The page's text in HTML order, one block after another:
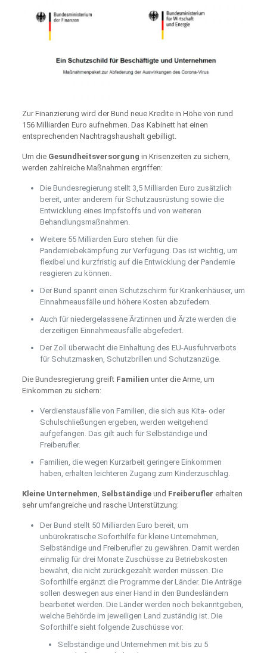
Zur Finanzierung wird der Bund neue Kredite in Höhe von rund
156 Milliarden Euro aufnehmen. Das Kabinett hat einen
entsprechenden Nachtragshaushalt gebilligt.
Um die Gesundheitsversorgung in Krisenzeiten zu sichern,
werden zahlreiche Maßnahmen ergriffen:
Die Bundesregierung stellt 3,5 Milliarden Euro zusätzlich
bereit, unter anderem für Schutzausrüstung sowie die
Entwicklung eines Impfstoffs und von weiteren
Behandlungsmaßnahmen.
Weitere 55 Milliarden Euro stehen für die
Pandemiebekämpfung zur Verfügung. Das ist wichtig, um
flexibel und kurzfristig auf die Entwicklung der Pandemie
reagieren zu können.
Der Bund spannt einen Schutzschirm für Krankenhäuser, um
Einnahmeausfälle und höhere Kosten abzufedern.
Auch für niedergelassene Ärztinnen und Ärzte werden die
derzeitigen Einnahmeausfälle abgefedert.
Der Zoll überwacht die Einhaltung des EU-Ausfuhrverbots
für Schutzmasken, Schutzbrillen und Schutzanzüge.
Die Bundesregierung greift Familien unter die Arme, um
Einkommen zu sichern:
Verdienstausfälle von Familien, die sich aus Kita- oder
Schulschließungen ergeben, werden weitgehend
aufgefangen. Das gilt auch für Selbständige und
Freiberufler.
Familien, die wegen Kurzarbeit geringere Einkommen
haben, erhalten leichteren Zugang zum Kinderzuschlag.
Kleine Unternehmen, Selbständigeund Freiberufler erhalten
sehr umfangreiche und rasche Unterstützung:
Der Bund stellt 50 Milliarden Euro bereit, um
unbürokratische Soforthilfe für kleine Unternehmen,
Selbständige und Freiberufler zu gewähren. Damit werden
einmalig für drei Monate Zuschüsse zu Betriebskosten
bewährt, die nicht zurückgezahlt werden müssen. Die
Soforthilfe ergänzt die Programme der Länder. Die Anträge
sollen deswegen aus einer Hand in den Bundesländern
bearbeitet werden. Die Länder werden noch bekanntgeben,
welche Behörde im jeweiligen Land zuständig ist. Die
Soforthilfe sieht folgende Zuschüsse vor:
Selbständige und Unternehmen mit bis zu 5